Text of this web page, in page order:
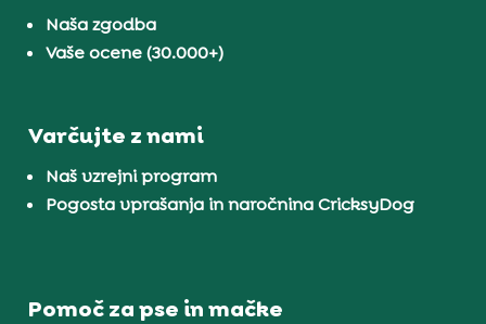
Naša zgodba
Vaše ocene (30.000+)
Varčujte z nami
Naš vzrejni program
Pogosta vprašanja in naročnina CricksyDog
Pomoč za pse in mačke